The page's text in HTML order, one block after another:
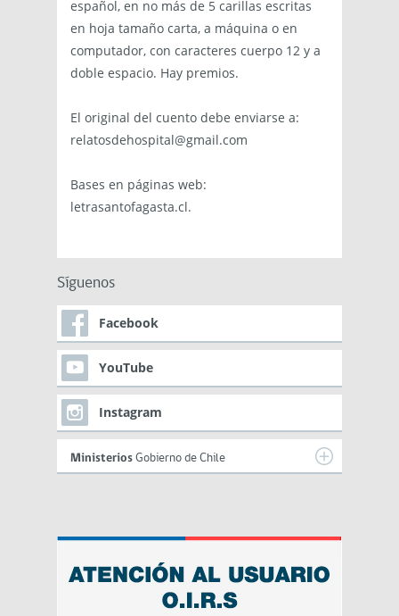
español, en no más de 5 carillas escritas
en hoja tamaño carta, a máquina o en
computador, con caracteres cuerpo 12 y a
doble espacio. Hay premios.
El original del cuento debe enviarse a:
relatosdehospital@gmail.com
Bases en páginas web:
letrasantofagasta.cl.
Síguenos
Facebook
YouTube
Instagram
Ministerios Gobierno de Chile